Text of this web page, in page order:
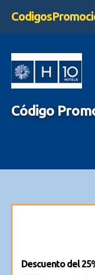
Código
Descuento del